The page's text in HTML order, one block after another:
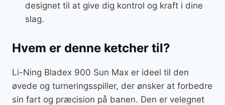
designet til at give dig kontrol og kraft i dine
slag.
Hvem er denne ketcher til?
Li-Ning Bladex 900 Sun Max er ideel til den
øvede og turneringsspiller, der ønsker at forbedre
sin fart og præcision på banen. Den er velegnet